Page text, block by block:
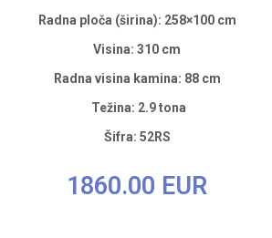
Radna ploča (širina): 258×100 cm
Visina: 310 cm
Radna visina kamina: 88 cm
Težina: 2.9 tona
Šifra: 52RS
1860.00 EUR